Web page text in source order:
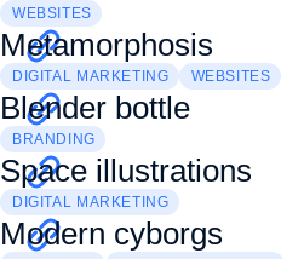
WEBSITES
Metamorphosis
DIGITAL MARKETING WEBSITES
Blender bottle
BRANDING
Space illustrations
DIGITAL MARKETING
Modern cyborgs